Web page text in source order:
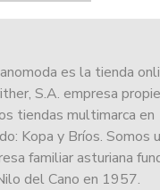
es la tienda
S.A. empresa
tiendas multimarca en
Kopa y Bríos. Somos
familiar asturiana
del Cano en 1957.